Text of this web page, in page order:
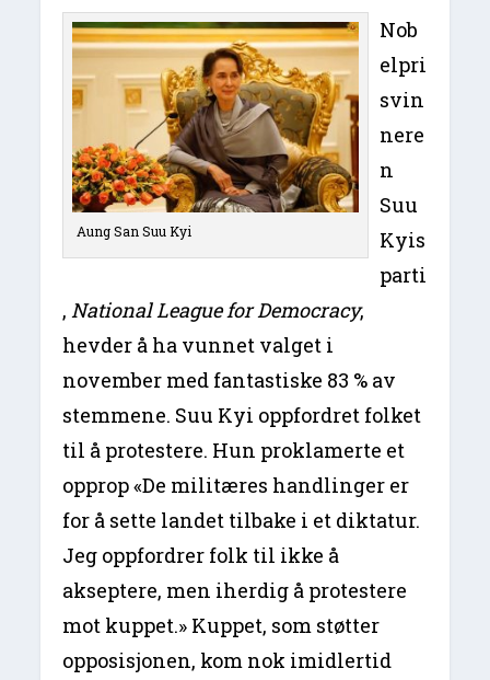
Aung San Suu Kyi
Nob
elpri
svin
nere
n
Suu
Kyis
parti
,National League for Democracy,
hevder å ha vunnet valget i
november med fantastiske 83 % av
stemmene. Suu Kyi oppfordret folket
til å protestere. Hun proklamerte et
opprop «De militæres handlinger er
for å sette landet tilbake i et diktatur.
Jeg oppfordrer folk til ikke å
akseptere, men iherdig å protestere
mot kuppet.» Kuppet, som støtter
opposisjonen, kom nok imidlertid